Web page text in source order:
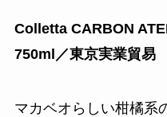
Colletta CARBON
750ml／東京実業貿易
マカベオらしい柑橘系